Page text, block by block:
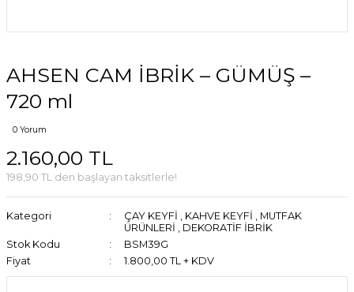
AHSEN CAM İBRİK – GÜMÜŞ –
720 ml
0 Yorum
2.160,00 TL
198,90 TL den başlayan taksitlerle!
Kategori ÇAY KEYFİ , KAHVE KEYFİ , MUTFAK
ÜRÜNLERİ , DEKORATİF İBRİK
Stok Kodu
BSM39G
Fiyat
1.800,00 TL + KDV